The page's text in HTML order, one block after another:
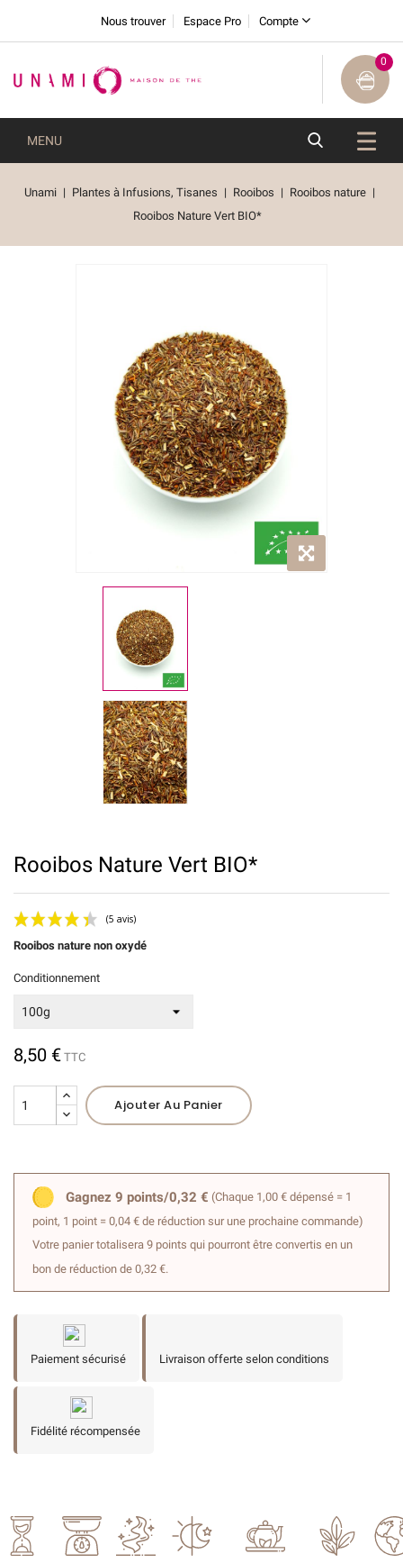
Nous trouver Espace Pro Compte
0
MENU
Unami Plantes à Infusions, Tisanes Rooibos
Rooibos nature
Rooibos Nature Vert BIO*
Rooibos Nature Vert BIO*
Rooibos nature non oxydé
Conditionnement
8,50 € TTC
Ajouter Au Panier
Gagnez 9 points/0,32 € (Chaque 1,00 € dépensé = 1
point, 1 point = 0,04 € de réduction sur une prochaine commande)
Votre panier totalisera 9 points qui pourront être convertis en un
bon de réduction de 0,32 €.
Paiement sécurisé Livraison offerte selon conditions
Fidélité récompensée